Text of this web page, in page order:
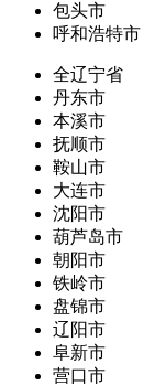
包头市
呼和浩特市
全辽宁省
丹东市
本溪市
抚顺市
鞍山市
大连市
沈阳市
葫芦岛市
朝阳市
铁岭市
盘锦市
辽阳市
阜新市
营口市